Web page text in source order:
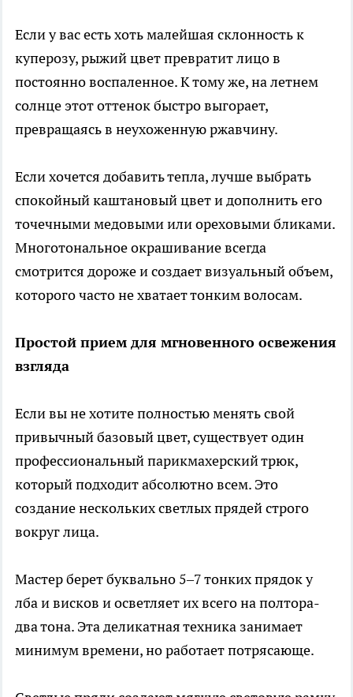
Если у вас есть хоть малейшая склонность к
куперозу, рыжий цвет превратит лицо в
постоянно воспаленное. К тому же, на летнем
солнце этот оттенок быстро выгорает,
превращаясь в неухоженную ржавчину.
Если хочется добавить тепла, лучше выбрать
спокойный каштановый цвет и дополнить его
точечными медовыми или ореховыми бликами.
Многотональное окрашивание всегда
смотрится дороже и создает визуальный объем,
которого часто не хватает тонким волосам.
Простой прием для мгновенного освежения
взгляда
Если вы не хотите полностью менять свой
привычный базовый цвет, существует один
профессиональный парикмахерский трюк,
который подходит абсолютно всем. Это
создание нескольких светлых прядей строго
вокруг лица.
Мастер берет буквально 5–7 тонких прядок у
лба и висков и осветляет их всего на полтора-
два тона. Эта деликатная техника занимает
минимум времени, но работает потрясающе.